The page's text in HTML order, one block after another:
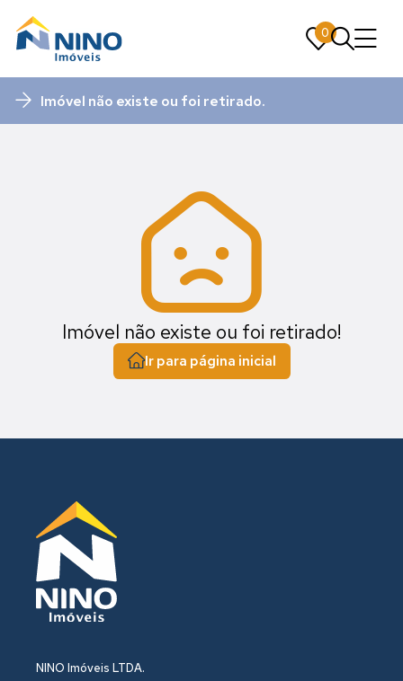
0
0
Imóvel não existe ou foi retirado.
Imóvel não existe ou foi retirado!
Ir para página inicial
NINO Imóveis LTDA.